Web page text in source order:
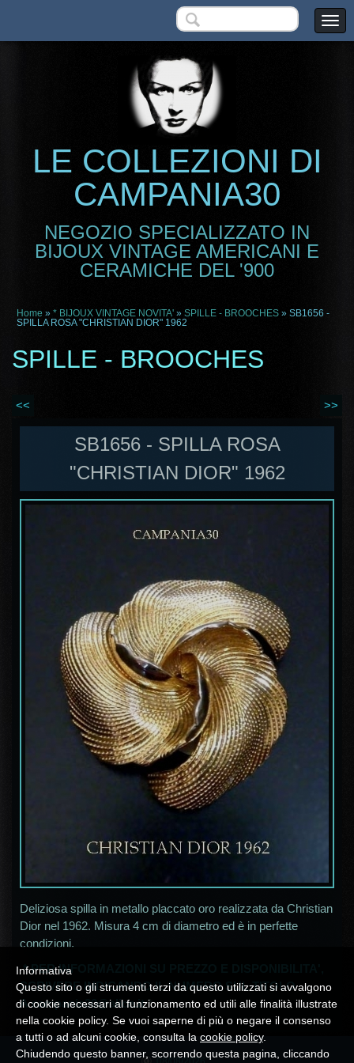
LE COLLEZIONI DI
CAMPANIA30
NEGOZIO SPECIALIZZATO IN
BIJOUX VINTAGE AMERICANI E
CERAMICHE DEL '900
Home » * BIJOUX VINTAGE NOVITA' » SPILLE - BROOCHES » SB1656 -
SPILLA ROSA "CHRISTIAN DIOR" 1962
SPILLE - BROOCHES
<< >>
SB1656 - SPILLA ROSA
"CHRISTIAN DIOR" 1962
Deliziosa spilla in metallo placcato oro realizzata da Christian
Dior nel 1962. Misura 4 cm di diametro ed è in perfette
condizioni.
* PER INFORMAZIONI SU PREZZO E DISPONIBILITA',
SCRIVERE INDICANDO IL NUMERO SUL TITOLO
Acampania30@alice.it*
Informativa
Questo sito o gli strumenti terzi da questo utilizzati si avvalgono
di cookie necessari al funzionamento ed utili alle finalità illustrate
nella cookie policy. Se vuoi saperne di più o negare il consenso
a tutti o ad alcuni cookie, consulta la cookie policy.
Chiudendo questo banner, scorrendo questa pagina, cliccando